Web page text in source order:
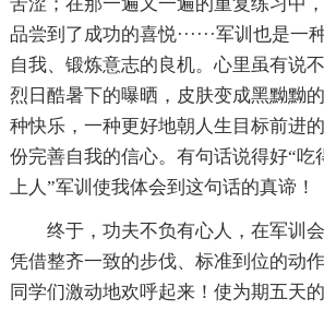
品尝到了成功的喜悦······军训也是一
自我、锻炼意志的良机。心里虽有说
烈日酷暑下的曝晒，皮肤变成黑黝黝
种快乐，一种更好地朝人生目标前进
份完善自我的信心。有句话说得好“吃
上人”军训使我体会到这句话的真谛！
终于，功夫不负有心人，在军训
凭借整齐一致的步伐、标准到位的动
同学们激动地欢呼起来！使为期五天